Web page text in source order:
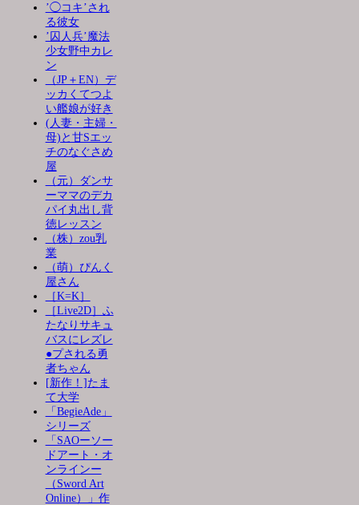
’◯コキ’され
る彼女
’囚人兵’魔法
少女野中カレ
ン
（JP＋EN）デ
ッカくてつよ
い艦娘が好き
(人妻・主婦・
母)と甘Sエッ
チのなぐさめ
屋
（元）ダンサ
ーママのデカ
パイ丸出し背
徳レッスン
（株）zou乳
業
（萌）ぴんく
屋さん
［K=K］
［Live2D］ふ
たなりサキュ
バスにレズレ
●プされる勇
者ちゃん
[新作！]たま
て大学
「BegieAde」
シリーズ
「SAOーソー
ドアート・オ
ンラインー
（Sword Art
Online）」作